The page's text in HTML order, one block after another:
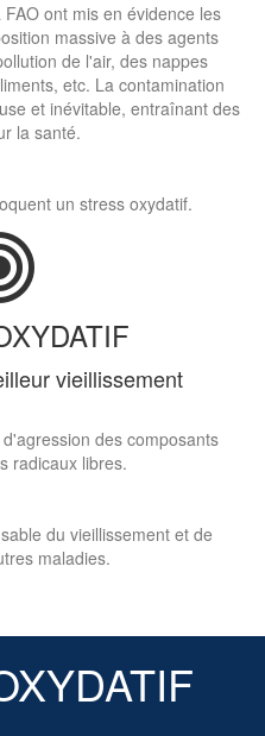
ont mis en évidence les
massive à des agents
de l'air, des nappes
etc. La contamination
et inévitable, entraînant des
la santé.
un stress oxydatif.
vieillissement
des composants
radicaux libres.
du vieillissement et de
maladies.